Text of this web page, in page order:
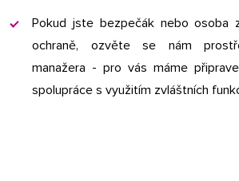
Pokud jste bezpečák nebo osoba
ochraně, ozvěte se nám
manažera - pro vás máme
spolupráce s využitím zvláštních